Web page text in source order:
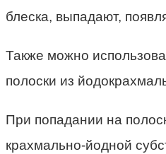
блеска, выпадают,
Также можно
полоски из
При попадании на
крахмально-йодной